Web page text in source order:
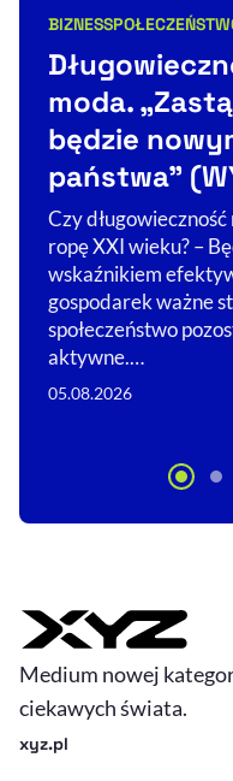
Kategorie artykułu:
BIZNES
moda.
będzie
państwa”
Czy
ropę XXI wieku? –
wskaźnikiem
gospodarek ważne
społeczeństwo
aktywne.…
05.08.2026
Medium nowej
ciekawych świata.
xyz.pl